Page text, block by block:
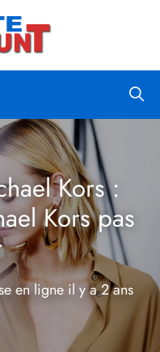
Kors :
Kors pas
en ligne il y a 2 ans